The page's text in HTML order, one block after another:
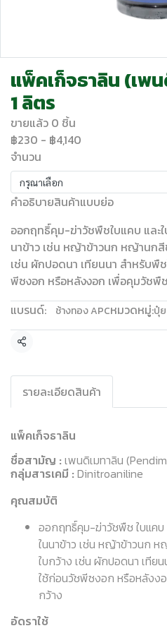
แพ็คเก็จธาลิน (เพ
1 ลิตร
ขายแล้ว 0 ชิ้น
฿230 - ฿4,140
จำนวน
กรุณาเลือก
คำอธิบายสินค้าแบบย่อ
ออกฤทธิ์คุม-ฆ่าวัชพืชใบแคบ และ
นาข้าว เช่น หญ้าข้าวนก หญ้านก
เช่น ผักปอดนา เทียนนา สำหรับพื
พีซงอก หรือหลังงอก เพื่อคุมวัชพืช
แบรนด์:
ช้างทอง APCหมวดหมู่:ปุ๋
แชร์
รายละเอียดสินค้า
แพ็คเก็จธาลิน
ชื่อสามัญ : เพนดิเมทาลิน
กลุ่มสารเคมี : Dinitroaniline
คุณสมบัติ
ออกฤทธิ์คุม-ฆ่าวัชพืช ใบแคบ
ในนาข้าว เช่น หญ้าข้าวนก
ใบกว้าง เช่น ผักปอดนา เทีย
ใช้ก่อนวัชพีซงอก หรือหลังง
กว้าง
อัดราใช้